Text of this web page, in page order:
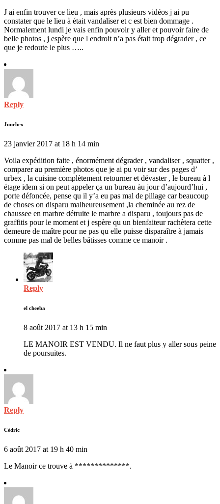
J ai enfin trouver ce lieu , mais après plusieurs vidéos j ai pu
constater que le lieu à était vandaliser et c est bien dommage .
Normalement lundi je vais enfin pouvoir y aller et pouvoir faire de
belle photos , j espère que l endroit n’a pas était trop dégrader , ce
que je redoute le plus …..
Reply
Juurbex
23 janvier 2017 at 18 h 14 min
Voila expédition faite , énormément dégrader , vandaliser , squatter ,
comparer au première photos que je ai pu voir sur des pages d’
urbex , la cuisine complètement retourner et dévaster , le bureau à l
étage idem si on peut appeler ça un bureau àu jour d’aujourd’hui ,
porte défoncée, pense qu il y’a eu pas mal de pillage car beaucoup
de choses on disparu malheureusement ,la cheminée au rez de
chaussee en marbre détruite le marbre a disparu , toujours pas de
graffitis pour le moment et j espère qu un bienfaiteur rachètera cette
demeure de maître pour ne pas qu elle puisse disparaître à jamais
comme pas mal de belles bâtisses comme ce manoir .
Reply
el cheeba
8 août 2017 at 13 h 15 min
LE MANOIR EST VENDU. Il ne faut plus y aller sous peine
de poursuites.
Reply
Cédric
6 août 2017 at 19 h 40 min
Le Manoir ce trouve à **************.